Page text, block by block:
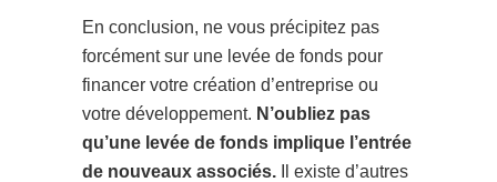
En conclusion, ne vous précipitez pas
forcément sur une levée de fonds pour
financer votre création d’entreprise ou
votre développement. N’oubliez pas
qu’une levée de fonds implique l’entrée
de nouveaux associés. Il existe d’autres